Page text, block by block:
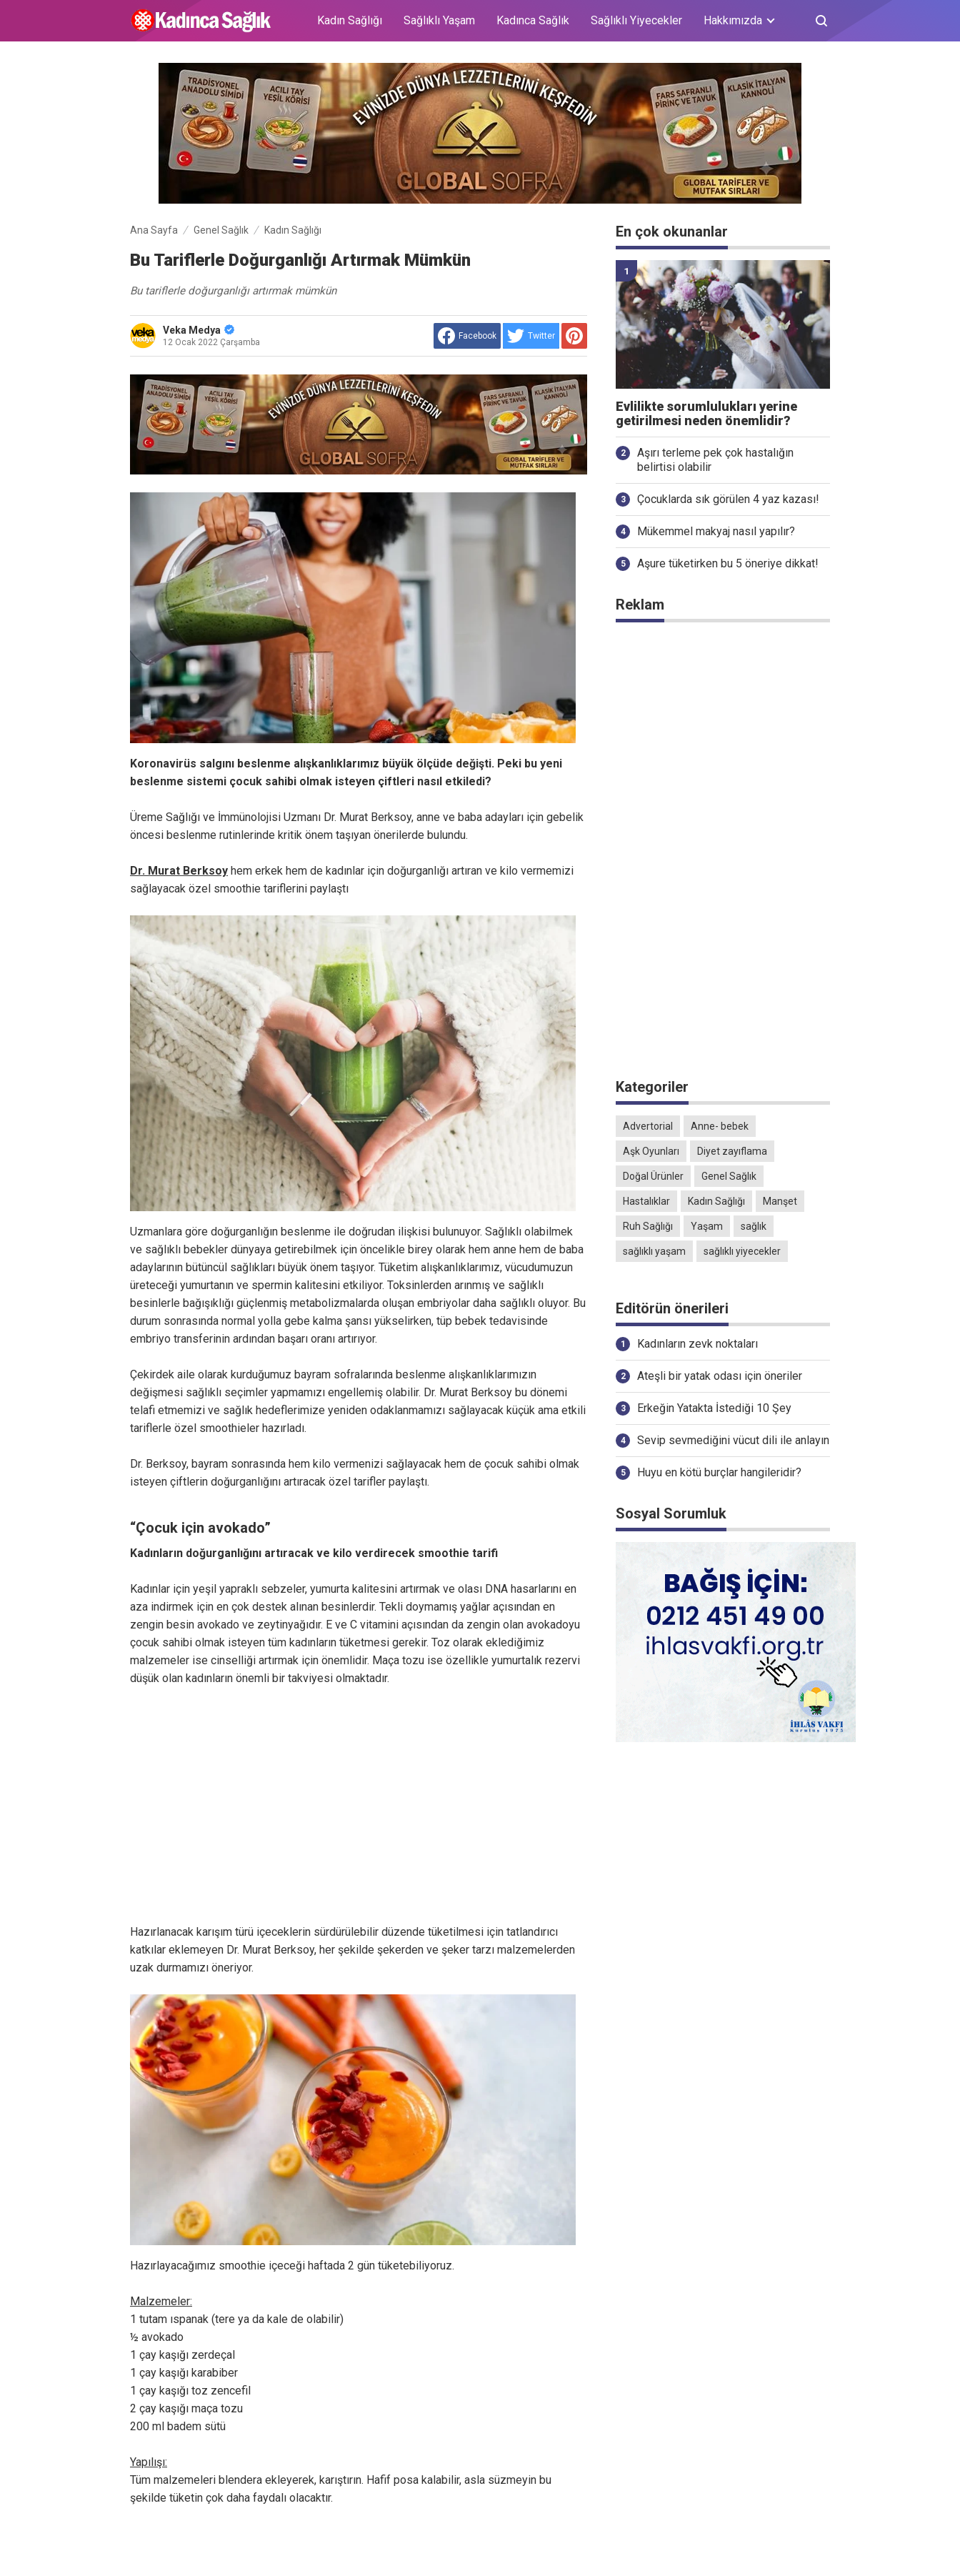
Kadın Sağlığı Sağlıklı Yaşam Kadınca Sağlık Sağlıklı Yiyecekler Hakkımızda
Ana Sayfa Genel Sağlık Kadın Sağlığı
Bu Tariflerle Doğurganlığı Artırmak Mümkün
Bu tariflerle doğurganlığı artırmak mümkün
Veka Medya
12 Ocak 2022 Çarşamba
Facebook Twitter
Koronavirüs salgını beslenme alışkanlıklarımız büyük ölçüde değişti. Peki bu yeni
beslenme sistemi çocuk sahibi olmak isteyen çiftleri nasıl etkiledi?
Üreme Sağlığı ve İmmünolojisi Uzmanı Dr. Murat Berksoy, anne ve baba adayları için gebelik
öncesi beslenme rutinlerinde kritik önem taşıyan önerilerde bulundu.
Dr. Murat Berksoy hem erkek hem de kadınlar için doğurganlığı artıran ve kilo vermemizi
sağlayacak özel smoothie tariflerini paylaştı
Uzmanlara göre doğurganlığın beslenme ile doğrudan ilişkisi bulunuyor. Sağlıklı olabilmek
ve sağlıklı bebekler dünyaya getirebilmek için öncelikle birey olarak hem anne hem de baba
adaylarının bütüncül sağlıkları büyük önem taşıyor. Tüketim alışkanlıklarımız, vücudumuzun
üreteceği yumurtanın ve spermin kalitesini etkiliyor. Toksinlerden arınmış ve sağlıklı
besinlerle bağışıklığı güçlenmiş metabolizmalarda oluşan embriyolar daha sağlıklı oluyor. Bu
durum sonrasında normal yolla gebe kalma şansı yükselirken, tüp bebek tedavisinde
embriyo transferinin ardından başarı oranı artırıyor.
Çekirdek aile olarak kurduğumuz bayram sofralarında beslenme alışkanlıklarımızın
değişmesi sağlıklı seçimler yapmamızı engellemiş olabilir. Dr. Murat Berksoy bu dönemi
telafi etmemizi ve sağlık hedeflerimize yeniden odaklanmamızı sağlayacak küçük ama etkili
tariflerle özel smoothieler hazırladı.
Dr. Berksoy, bayram sonrasında hem kilo vermenizi sağlayacak hem de çocuk sahibi olmak
isteyen çiftlerin doğurganlığını artıracak özel tarifler paylaştı.
“Çocuk için avokado”
Kadınların doğurganlığını artıracak ve kilo verdirecek smoothie tarifi
Kadınlar için yeşil yapraklı sebzeler, yumurta kalitesini artırmak ve olası DNA hasarlarını en
aza indirmek için en çok destek alınan besinlerdir. Tekli doymamış yağlar açısından en
zengin besin avokado ve zeytinyağıdır. E ve C vitamini açısından da zengin olan avokadoyu
çocuk sahibi olmak isteyen tüm kadınların tüketmesi gerekir. Toz olarak eklediğimiz
malzemeler ise cinselliği artırmak için önemlidir. Maça tozu ise özellikle yumurtalık rezervi
düşük olan kadınların önemli bir takviyesi olmaktadır.
Hazırlanacak karışım türü içeceklerin sürdürülebilir düzende tüketilmesi için tatlandırıcı
katkılar eklemeyen Dr. Murat Berksoy, her şekilde şekerden ve şeker tarzı malzemelerden
uzak durmamızı öneriyor.
Hazırlayacağımız smoothie içeceği haftada 2 gün tüketebiliyoruz.
Malzemeler:
1 tutam ıspanak (tere ya da kale de olabilir)
½ avokado
1 çay kaşığı zerdeçal
1 çay kaşığı karabiber
1 çay kaşığı toz zencefil
2 çay kaşığı maça tozu
200 ml badem sütü
Yapılışı:
Tüm malzemeleri blendera ekleyerek, karıştırın. Hafif posa kalabilir, asla süzmeyin bu
şekilde tüketin çok daha faydalı olacaktır.
En çok okunanlar
Evlilikte sorumlulukları yerine
getirilmesi neden önemlidir?
Aşırı terleme pek çok hastalığın
belirtisi olabilir
Çocuklarda sık görülen 4 yaz kazası!
Mükemmel makyaj nasıl yapılır?
Aşure tüketirken bu 5 öneriye dikkat!
Reklam
Kategoriler
Advertorial Anne- bebek
Aşk Oyunları Diyet zayıflama
Doğal Ürünler Genel Sağlık
Hastalıklar Kadın Sağlığı Manşet
Ruh Sağlığı Yaşam sağlık
sağlıklı yaşam sağlıklı yiyecekler
Editörün önerileri
Kadınların zevk noktaları
Ateşli bir yatak odası için öneriler
Erkeğin Yatakta İstediği 10 Şey
Sevip sevmediğini vücut dili ile anlayın
Huyu en kötü burçlar hangileridir?
Sosyal Sorumluk